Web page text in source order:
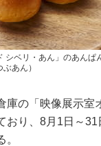
シベリ・あん」のあんぱ
あん）
の「映像展示室
おり、8月1日～